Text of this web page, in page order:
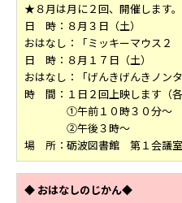
★８月は月に２回、開催します。
日 時：８月３日（土）
おはなし：「ミッキーマウス２
日 時：８月１７日（土）
おはなし：「げんきげんきノン
時 間：１日２回上映します（各
①午前１０時３０分～
②午後３時～
場 所：砺波図書館 第１会議室
◆ おはなしのじかん◆